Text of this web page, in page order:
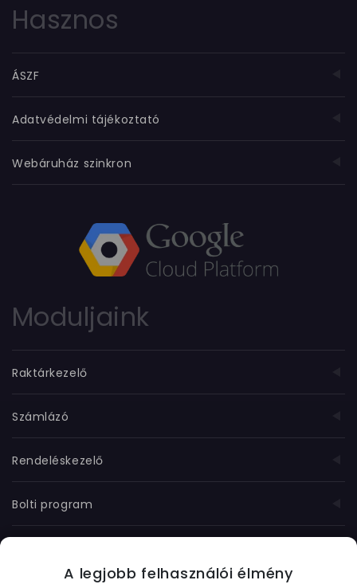
Hasznos
ÁSZF
Adatvédelmi tájékoztató
Webáruház szinkron
Moduljaink
Raktárkezelő
Számlázó
Rendeléskezelő
Bolti program
A legjobb felhasználói élmény